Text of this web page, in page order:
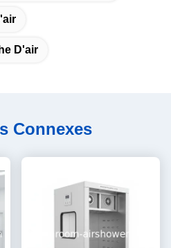
D'air
Connexes